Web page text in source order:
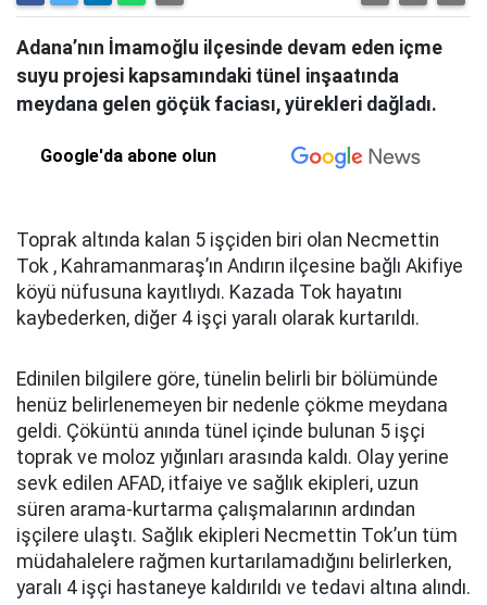
Adana’nın İmamoğlu ilçesinde devam eden içme
suyu projesi kapsamındaki tünel inşaatında
meydana gelen göçük faciası, yürekleri dağladı.
Google'da abone olun
Toprak altında kalan 5 işçiden biri olan Necmettin
Tok , Kahramanmaraş’ın Andırın ilçesine bağlı Akifiye
köyü nüfusuna kayıtlıydı. Kazada Tok hayatını
kaybederken, diğer 4 işçi yaralı olarak kurtarıldı.
Edinilen bilgilere göre, tünelin belirli bir bölümünde
henüz belirlenemeyen bir nedenle çökme meydana
geldi. Çöküntü anında tünel içinde bulunan 5 işçi
toprak ve moloz yığınları arasında kaldı. Olay yerine
sevk edilen AFAD, itfaiye ve sağlık ekipleri, uzun
süren arama-kurtarma çalışmalarının ardından
işçilere ulaştı. Sağlık ekipleri Necmettin Tok’un tüm
müdahalelere rağmen kurtarılamadığını belirlerken,
yaralı 4 işçi hastaneye kaldırıldı ve tedavi altına alındı.